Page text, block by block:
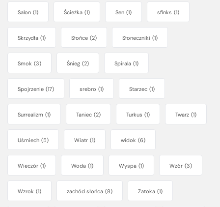
Salon (1) Ścieżka (1) Sen (1) sfinks (1)
Skrzydła (1) Słońce (2) Słoneczniki (1)
Smok (3) Śnieg (2) Spirala (1)
Spojrzenie (17) srebro (1) Starzec (1)
Surrealizm (1) Taniec (2) Turkus (1) Twarz (1)
Uśmiech (5) Wiatr (1) widok (6)
Wieczór (1) Woda (1) Wyspa (1) Wzór (3)
Wzrok (1) zachód słońca (8) Zatoka (1)